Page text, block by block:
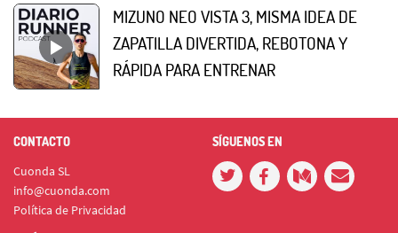
MIZUNO NEO VISTA 3, MISMA IDEA DE
ZAPATILLA DIVERTIDA, REBOTONA Y
RÁPIDA PARA ENTRENAR
CONTACTO
Cuonda SL
info@cuonda.com
Política de Privacidad
SÍGUENOS EN